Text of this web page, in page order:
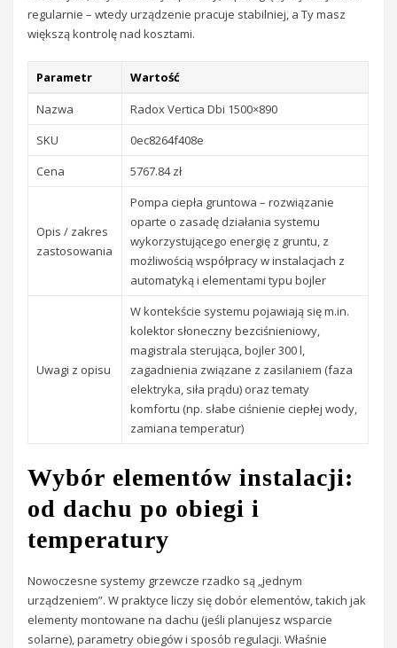
regularnie – wtedy urządzenie pracuje stabilniej, a Ty masz
większą kontrolę nad kosztami.
Parametr
Wartość
Nazwa
Radox Vertica Dbi 1500×890
SKU
0ec8264f408e
Cena
5767.84 zł
Opis / zakres
zastosowania
Pompa ciepła gruntowa – rozwiązanie
oparte o zasadę działania systemu
wykorzystującego energię z gruntu, z
możliwością współpracy w instalacjach z
automatyką i elementami typu bojler
Uwagi z opisu
W kontekście systemu pojawiają się m.in.
kolektor słoneczny bezciśnieniowy,
magistrala sterująca, bojler 300 l,
zagadnienia związane z zasilaniem (faza
elektryka, siła prądu) oraz tematy
komfortu (np. słabe ciśnienie ciepłej wody,
zamiana temperatur)
Wybór elementów instalacji:
od dachu po obiegi i
temperatury
Nowoczesne systemy grzewcze rzadko są „jednym
urządzeniem”. W praktyce liczy się dobór elementów, takich jak
elementy montowane na dachu (jeśli planujesz wsparcie
solarne), parametry obiegów i sposób regulacji. Właśnie